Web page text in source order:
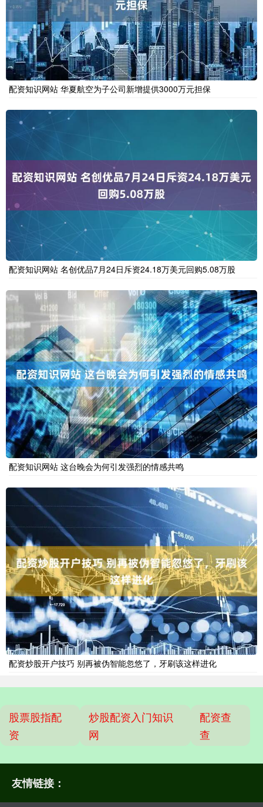
配资知识网站 华夏航空为子公司新增提供3000万元担保
配资知识网站 名创优品7月24日斥资24.18万美元回购5.08万股
配资知识网站 这台晚会为何引发强烈的情感共鸣
配资炒股开户技巧 别再被伪智能忽悠了，牙刷该这样进化
股票股指配
资
炒股配资入门知识
网
配资查
查
友情链接：